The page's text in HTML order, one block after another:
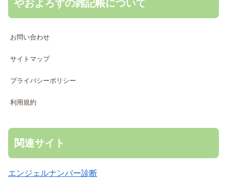
やおよろずの雑記帳について
お問い合わせ
サイトマップ
プライバシーポリシー
利用規約
関連サイト
エンジェルナンバー診断